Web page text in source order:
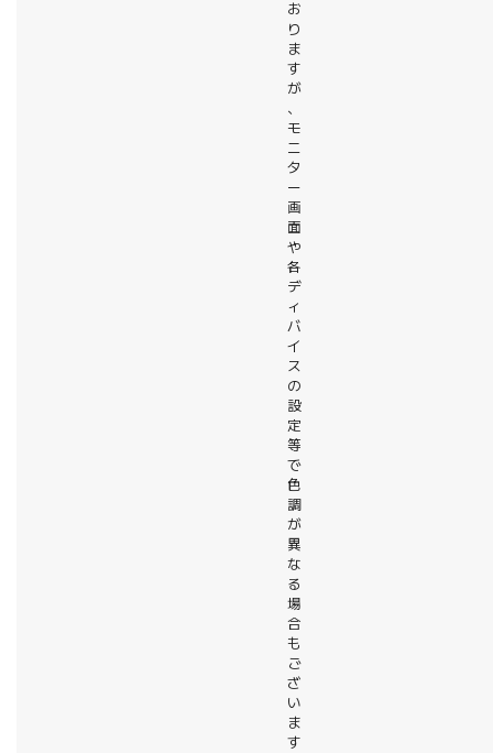
お
り
ま
す
が
、
モ
ニ
タ
ー
画
面
や
各
デ
ィ
バ
イ
ス
の
設
定
等
で
色
調
が
異
な
る
場
合
も
ご
ざ
い
ま
す